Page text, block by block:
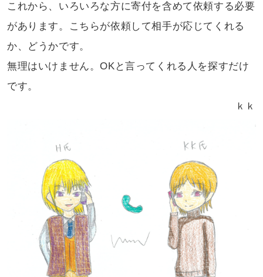
これから、いろいろな方に寄付を含めて依頼する必要
があります。こちらが依頼して相手が応じてくれる
か、どうかです。
無理はいけません。OKと言ってくれる人を探すだけ
です。
ｋｋ